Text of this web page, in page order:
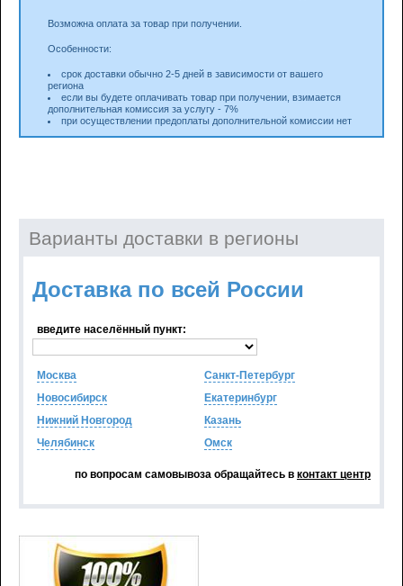
Возможна оплата за товар при получении.
Особенности:
срок доставки обычно 2-5 дней в зависимости от вашего
региона
если вы будете оплачивать товар при получении, взимается
дополнительная комиссия за услугу - 7%
при осуществлении предоплаты дополнительной комиссии нет
Варианты доставки в регионы
Доставка по всей России
введите населённый пункт:
Москва
Санкт-Петербург
Новосибирск
Екатеринбург
Нижний Новгород
Казань
Челябинск
Омск
по вопросам самовывоза обращайтесь в контакт центр